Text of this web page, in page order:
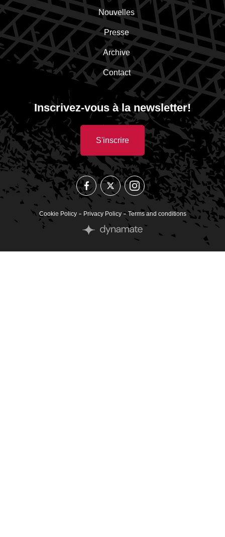
Nouvelles
Presse
Archive
Contact
Inscrivez-vous à la newsletter!
S'inscrire
suivez-
nous
sur
Facebook
suivez-
nous
sur
Twitter
suivez-
nous
sur
Instagram
Cookie Policy Privacy Policy Terms and conditions
Site